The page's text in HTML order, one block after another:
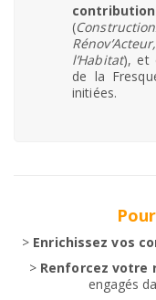
(
l’Habitat), et
de la
initiées.
> Enrichissez vos
> Renforcez votre
engagés